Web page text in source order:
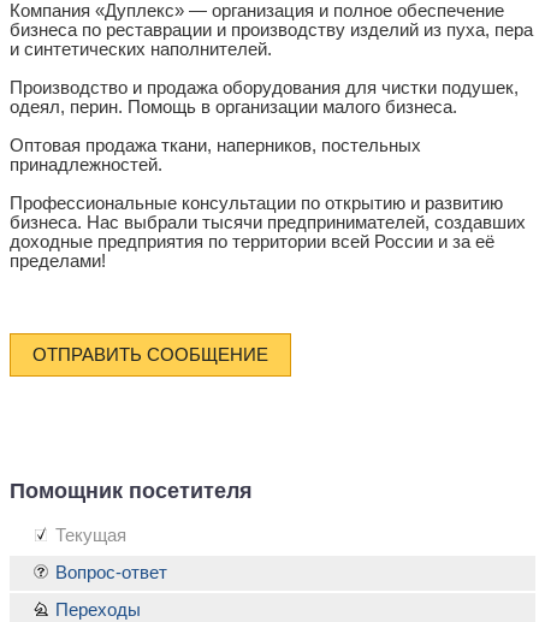
Компания «Дуплекс» — организация и полное обеспечение
бизнеса по реставрации и производству изделий из пуха, пера
и синтетических наполнителей.
Производство и продажа оборудования для чистки подушек,
одеял, перин. Помощь в организации малого бизнеса.
Оптовая продажа ткани, наперников, постельных
принадлежностей.
Профессиональные консультации по открытию и развитию
бизнеса. Нас выбрали тысячи предпринимателей, создавших
доходные предприятия по территории всей России и за её
пределами!
ОТПРАВИТЬ СООБЩЕНИЕ
Помощник посетителя
Текущая
Вопрос-ответ
Переходы